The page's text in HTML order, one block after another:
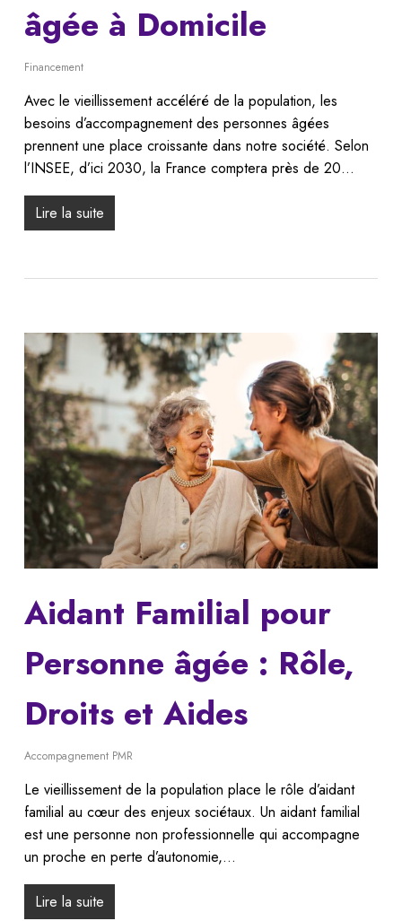
âgée à Domicile
Financement
Avec le vieillissement accéléré de la population, les
besoins d’accompagnement des personnes âgées
prennent une place croissante dans notre société. Selon
l’INSEE, d’ici 2030, la France comptera près de 20…
Lire la suite
Aidant Familial pour
Personne âgée : Rôle,
Droits et Aides
Accompagnement PMR
Le vieillissement de la population place le rôle d’aidant
familial au cœur des enjeux sociétaux. Un aidant familial
est une personne non professionnelle qui accompagne
un proche en perte d’autonomie,…
Lire la suite